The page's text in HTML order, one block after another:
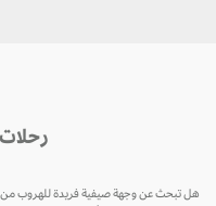
رحلات
هل تبحث عن وجهة صيفية فريدة للهروب من